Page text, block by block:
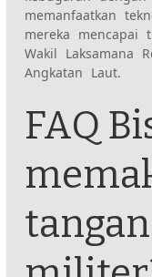
memanfaatkan
mereka mencapai
Wakil Laksamana
Angkatan Laut.
FAQ